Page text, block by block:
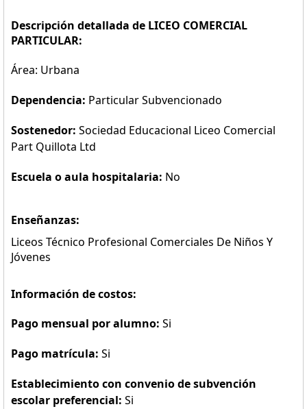
Descripción detallada de LICEO COMERCIAL
PARTICULAR:
Área: Urbana
Dependencia: Particular Subvencionado
Sostenedor: Sociedad Educacional Liceo Comercial
Part Quillota Ltd
Escuela o aula hospitalaria: No
Enseñanzas:
Liceos Técnico Profesional Comerciales De Niños Y
Jóvenes
Información de costos:
Pago mensual por alumno: Si
Pago matrícula: Si
Establecimiento con convenio de subvención
escolar preferencial: Si